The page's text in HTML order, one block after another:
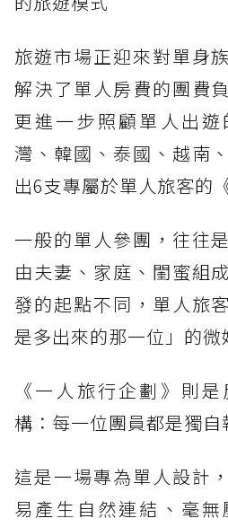
旅遊市場正迎來對單身
解決了單人房費的團費
更進一步照顧單人出
灣、韓國、泰國、越南
出6支專屬於單人旅客的
一般的單人參團，往往
由夫妻、家庭、閨蜜組
發的起點不同，單人旅
是多出來的那一位」的微
《一人旅行企劃》則
構：每一位團員都是獨自
這是一場專為單人設計
易產生自然連結、毫